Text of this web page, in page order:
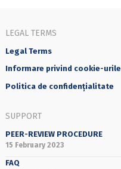
LEGAL TERMS
Legal Terms
Informare privind cookie-urile
Politica de confidențialitate
SUPPORT
PEER-REVIEW PROCEDURE
15 February 2023
FAQ